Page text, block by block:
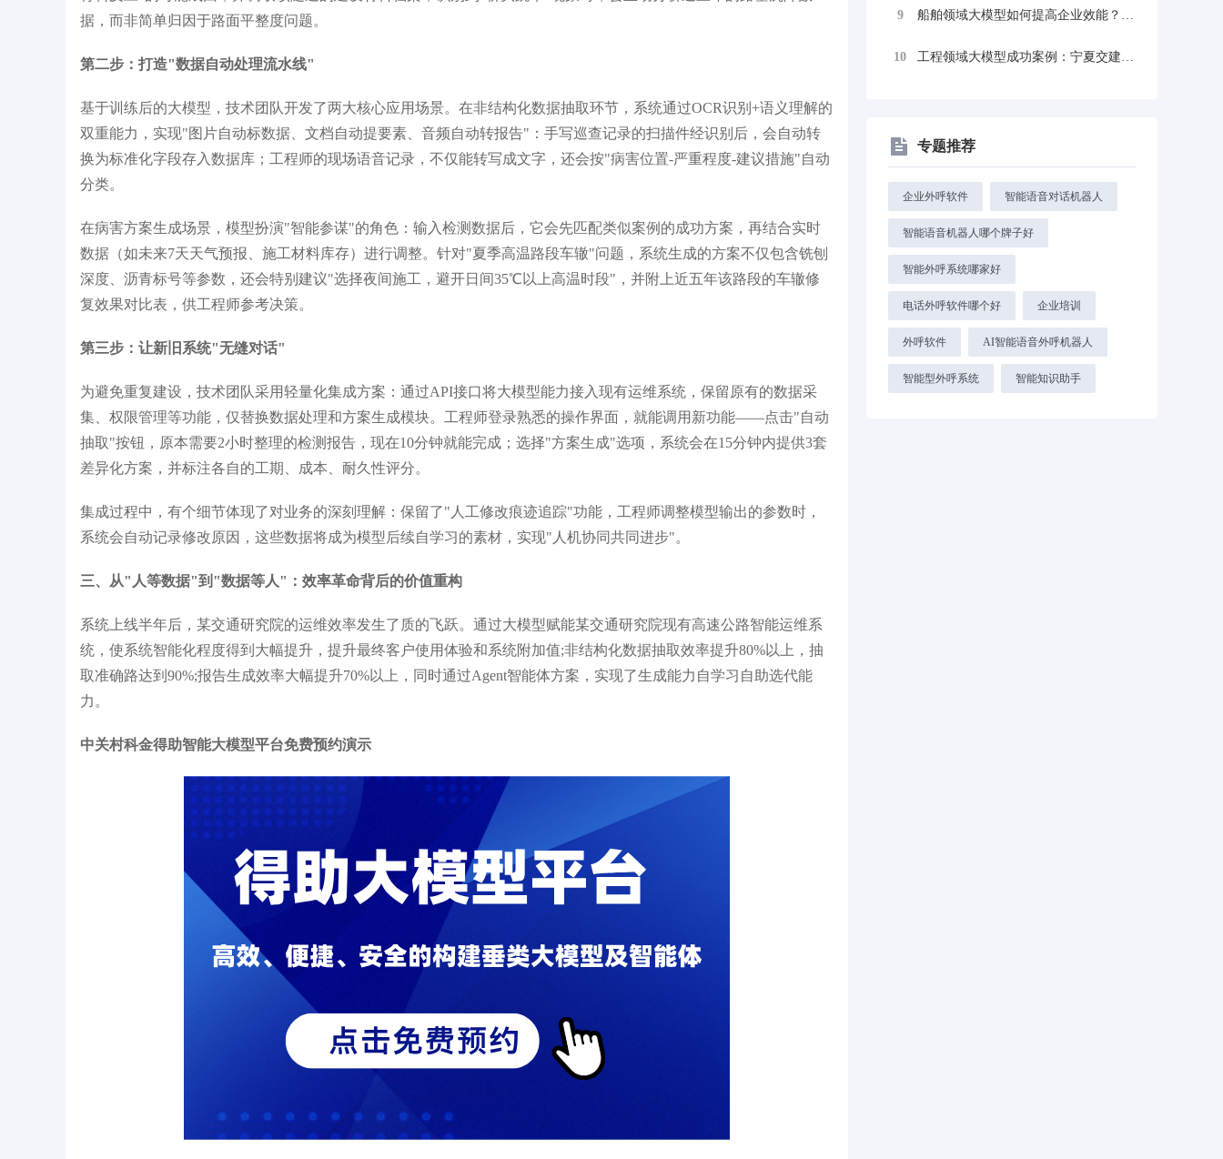
据，而非简单归因于路面平整度问题。
第二步：打造"数据自动处理流水线"
基于训练后的大模型，技术团队开发了两大核心应用场景。在非结构化数据抽取环节，系统通过OCR识别+语义理解的
双重能力，实现"图片自动标数据、文档自动提要素、音频自动转报告"：手写巡查记录的扫描件经识别后，会自动转
换为标准化字段存入数据库；工程师的现场语音记录，不仅能转写成文字，还会按"病害位置-严重程度-建议措施"自动
分类。
在病害方案生成场景，模型扮演"智能参谋"的角色：输入检测数据后，它会先匹配类似案例的成功方案，再结合实时
数据（如未来7天天气预报、施工材料库存）进行调整。针对"夏季高温路段车辙"问题，系统生成的方案不仅包含铣刨
深度、沥青标号等参数，还会特别建议"选择夜间施工，避开日间35℃以上高温时段"，并附上近五年该路段的车辙修
复效果对比表，供工程师参考决策。
第三步：让新旧系统"无缝对话"
为避免重复建设，技术团队采用轻量化集成方案：通过API接口将大模型能力接入现有运维系统，保留原有的数据采
集、权限管理等功能，仅替换数据处理和方案生成模块。工程师登录熟悉的操作界面，就能调用新功能——点击"自动
抽取"按钮，原本需要2小时整理的检测报告，现在10分钟就能完成；选择"方案生成"选项，系统会在15分钟内提供3套
差异化方案，并标注各自的工期、成本、耐久性评分。
集成过程中，有个细节体现了对业务的深刻理解：保留了"人工修改痕迹追踪"功能，工程师调整模型输出的参数时，
系统会自动记录修改原因，这些数据将成为模型后续自学习的素材，实现"人机协同共同进步"。
三、从"人等数据"到"数据等人"：效率革命背后的价值重构
系统上线半年后，某交通研究院的运维效率发生了质的飞跃。通过大模型赋能某交通研究院现有高速公路智能运维系
统，使系统智能化程度得到大幅提升，提升最终客户使用体验和系统附加值;非结构化数据抽取效率提升80%以上，抽
取准确路达到90%;报告生成效率大幅提升70%以上，同时通过Agent智能体方案，实现了生成能力自学习自助选代能
力。
中关村科金得助智能大模型平台免费预约演示
9 船舶领域大模型如何提高企业效能？中船集团...
10 工程领域大模型成功案例：宁夏交建如何用A...
专题推荐
企业外呼软件 智能语音对话机器人
智能语音机器人哪个牌子好
智能外呼系统哪家好
电话外呼软件哪个好 企业培训
外呼软件 AI智能语音外呼机器人
智能型外呼系统 智能知识助手